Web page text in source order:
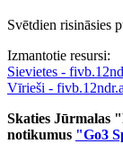
Svētdien risināsies
Izmantotie resursi:
Sievietes -
Vīrieši -
Skaties Jūrmalas
notikumus "Go3